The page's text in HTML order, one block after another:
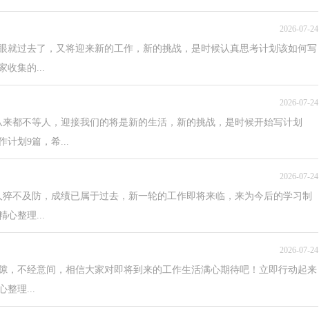
2026-07-24
就过去了，又将迎来新的工作，新的挑战，是时候认真思考计划该如何写
收集的...
2026-07-24
都不等人，迎接我们的将是新的生活，新的挑战，是时候开始写计划
计划9篇，希...
2026-07-24
不及防，成绩已属于过去，新一轮的工作即将来临，来为今后的学习制
心整理...
2026-07-24
，不经意间，相信大家对即将到来的工作生活满心期待吧！立即行动起来
整理...